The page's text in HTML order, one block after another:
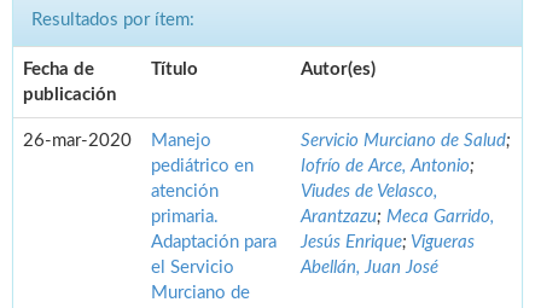
Resultados por ítem:
Fecha de
publicación
Título Autor(es)
26-mar-2020
Manejo
pediátrico en
atención
primaria.
Adaptación para
el Servicio
Murciano de
Servicio Murciano de Salud;
Iofrío de Arce, Antonio;
Viudes de Velasco,
Arantzazu; Meca Garrido,
Jesús Enrique; Vigueras
Abellán, Juan José